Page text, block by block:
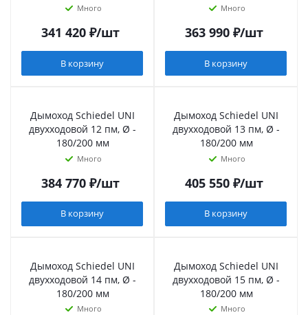
Много
341 420₽/шт
В корзину
Много
363 990₽/шт
В корзину
Дымоход Schiedel UNI
двухходовой 12 пм, Ø -
180/200 мм
Много
384 770₽/шт
В корзину
Дымоход Schiedel UNI
двухходовой 13 пм, Ø -
180/200 мм
Много
405 550₽/шт
В корзину
Дымоход Schiedel UNI
двухходовой 14 пм, Ø -
180/200 мм
Много
Дымоход Schiedel UNI
двухходовой 15 пм, Ø -
180/200 мм
Много